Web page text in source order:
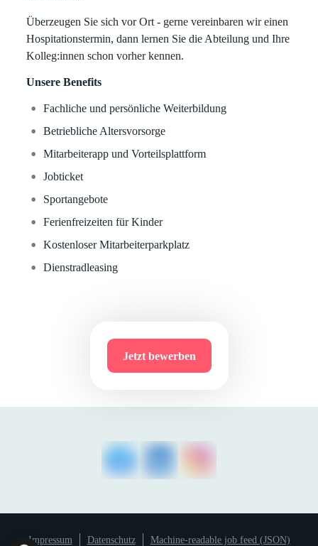
Überzeugen Sie sich vor Ort - gerne vereinbaren wir einen
Hospitationstermin, dann lernen Sie die Abteilung und Ihre
Kolleg:innen schon vorher kennen.
Unsere Benefits
Fachliche und persönliche Weiterbildung
Betriebliche Altersvorsorge
Mitarbeiterapp und Vorteilsplattform
Jobticket
Sportangebote
Ferienfreizeiten für Kinder
Kostenloser Mitarbeiterparkplatz
Dienstradleasing
Jetzt bewerben
Impressum Datenschutz Machine-readable job feed (JSON)